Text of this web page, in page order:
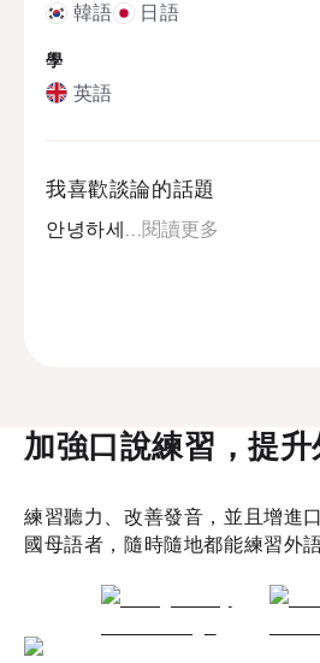
韓語 日語
學
英語
我喜歡談論的話題
안녕하세... 閱讀更多
加強口說練習，提升
練習聽力、改善發音，並且增進
國母語者，隨時隨地都能練習外